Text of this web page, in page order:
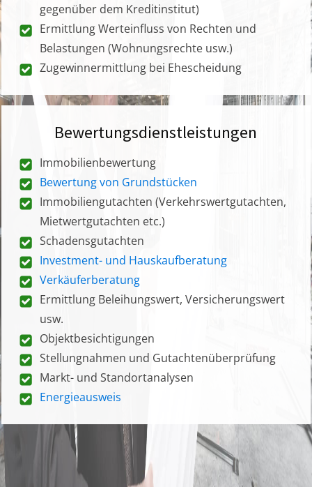
gegenüber dem Kreditinstitut)
Ermittlung Werteinfluss von Rechten und
Belastungen (Wohnungsrechte usw.)
Zugewinnermittlung bei Ehescheidung
Bewertungsdienstleistungen
Immobilienbewertung
Bewertung von Grundstücken
Immobiliengutachten (Verkehrswertgutachten,
Mietwertgutachten etc.)
Schadensgutachten
Investment- und Hauskaufberatung
Verkäuferberatung
Ermittlung Beleihungswert, Versicherungswert
usw.
Objektbesichtigungen
Stellungnahmen und Gutachtenüberprüfung
Markt- und Standortanalysen
Energieausweis